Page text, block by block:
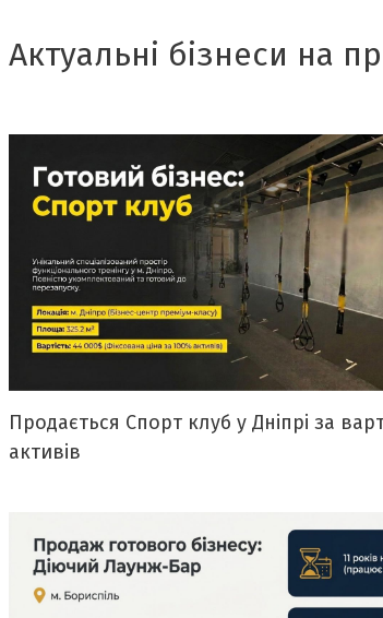
Актуальні бізнеси на
Продається Спорт клуб у Дніпрі за
активів